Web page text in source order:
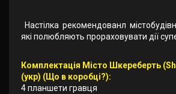
Настілка рекомендованл
які полюбляють прораховувати дії
Комплектація Місто Шкереберть
(укр) (Що в коробці?):
4 планшети гравця